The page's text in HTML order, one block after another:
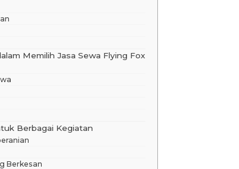
Memilih Jasa Sewa Flying Fox
Berbagai Kegiatan
Berkesan